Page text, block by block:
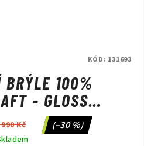
BRÝLE 100%
- GLOSS
RED/HIPER RED
LTD SAGAN
Kč (–30 %)
KÓD: 131693